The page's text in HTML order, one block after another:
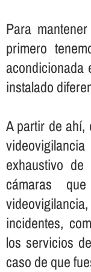
Para
primero
acondicionada
instalado
A partir de ahí­,
exhaustivo
cámaras
incidentes,
los servicios
caso de que